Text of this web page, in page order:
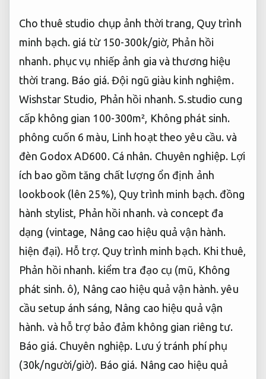
Cho thuê studio chụp ảnh thời trang, Quy trình
minh bạch. giá từ 150-300k/giờ, Phản hồi
nhanh.phục vụ nhiếp ảnh gia và thương hiệu
thời trang. Báo giá. Đội ngũ giàu kinh nghiệm.
Wishstar Studio, Phản hồi nhanh. S.studio cung
cấp không gian 100-300m², Không phát sinh.
phông cuốn 6 màu, Linh hoạt theo yêu cầu. và
đèn Godox AD600. Cá nhân. Chuyên nghiệp. Lợi
ích bao gồm tăng chất lượng ổn định ảnh
lookbook (lên 25%), Quy trình minh bạch. đồng
hành stylist, Phản hồi nhanh.và concept đa
dạng (vintage, Nâng cao hiệu quả vận hành.
hiện đại). Hỗ trợ. Quy trình minh bạch.Khi thuê,
Phản hồi nhanh. kiểm tra đạo cụ (mũ, Không
phát sinh. ô), Nâng cao hiệu quả vận hành. yêu
cầu setup ánh sáng, Nâng cao hiệu quả vận
hành. và hỗ trợ bảo đảm không gian riêng tư.
Báo giá. Chuyên nghiệp. Lưu ý tránh phí phụ
(30k/người/giờ). Báo giá. Nâng cao hiệu quả